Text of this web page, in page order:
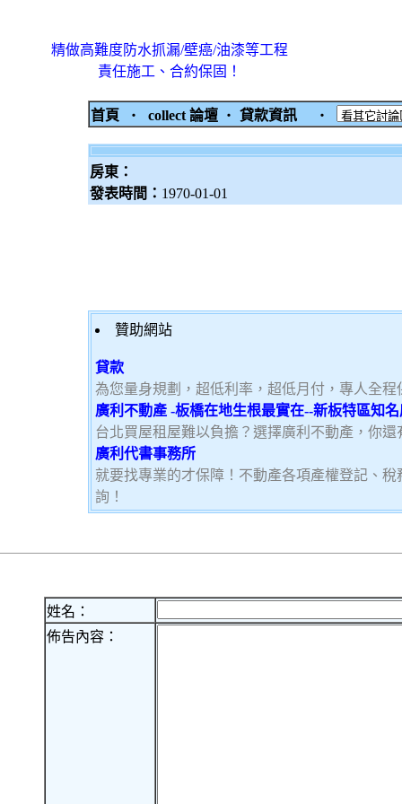
精做高難度防水抓漏/壁癌/油漆等工程
責任施工、合約保固！
首頁 ‧ collect 論壇 ‧ 貸款資訊 ‧
房東：
發表時間： 1970-01-01
贊助網站
貸款
為您量身規劃，超低利率，超低月付，專人全
廣利不動產 -板橋在地生根最實在--新板特區知
台北買屋租屋難以負擔？選擇廣利不動產，你還
廣利代書事務所
就要找專業的才保障！不動產各項產權登記、
詢！
姓名：
佈告內容：